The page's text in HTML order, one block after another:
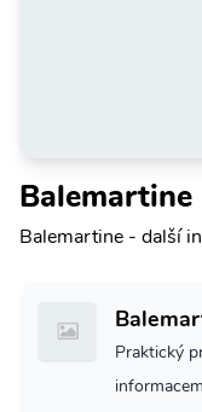
Balemartine - další
Praktický